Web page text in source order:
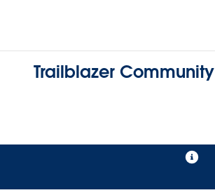
Trailblazer Community